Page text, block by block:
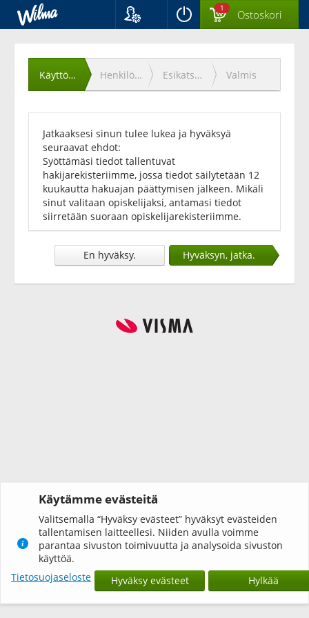
Svenska
English
1 Ostoskori
Käyttöehtojen
hyväksyminen
Käyttöehdot Henkilötiedot Esikatselu Valmis
Jatkaaksesi sinun tulee lukea ja hyväksyä
seuraavat ehdot:
Syöttämäsi tiedot tallentuvat
hakijarekisteriimme, jossa tiedot säilytetään 12
kuukautta hakuajan päättymisen jälkeen. Mikäli
sinut valitaan opiskelijaksi, antamasi tiedot
siirretään suoraan opiskelijarekisteriimme.
En hyväksy. Hyväksyn, jatka.
Käytämme evästeitä
Valitsemalla “Hyväksy evästeet” hyväksyt evästeiden
tallentamisen laitteellesi. Niiden avulla voimme
parantaa sivuston toimivuutta ja analysoida sivuston
käyttöä.
Tietosuojaseloste
Hyväksy evästeet Hylkää